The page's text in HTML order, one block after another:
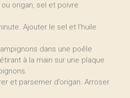
ou origan, sel et poivre
Ajouter le sel et l’huile
dans une poêle
à la main sur une plaque
et parsemer d’origan. Arroser